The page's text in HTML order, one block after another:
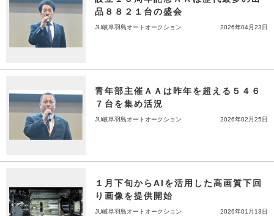
品８８２１台の盛会
JU岐阜羽島オートオークション 2026年04月23日
青年部主催ＡＡは昨年を超える５４６
７台を集め活況
JU岐阜羽島オートオークション 2026年02月25日
１月下旬からAIを活用した高画質下回
り画像を提供開始
JU岐阜羽島オートオークション 2026年01月13日